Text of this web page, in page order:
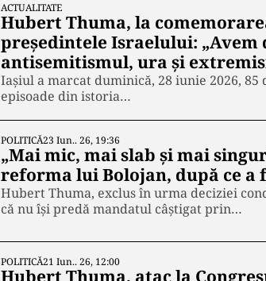
ACTUALITATE
Hubert Thuma, la
președintele Israelului:
antisemitismul, ura și
Iașiul a marcat duminică, 28 iunie 2026,
episoade din istoria…
POLITICĂ23 Iun.. 26, 19:36
„Mai mic, mai slab și mai
reforma lui Bolojan, după ce a
Hubert Thuma, exclus în urma deciziei
că nu își predă mandatul câștigat prin…
POLITICĂ21 Iun.. 26, 12:00
Hubert Thuma, atac la